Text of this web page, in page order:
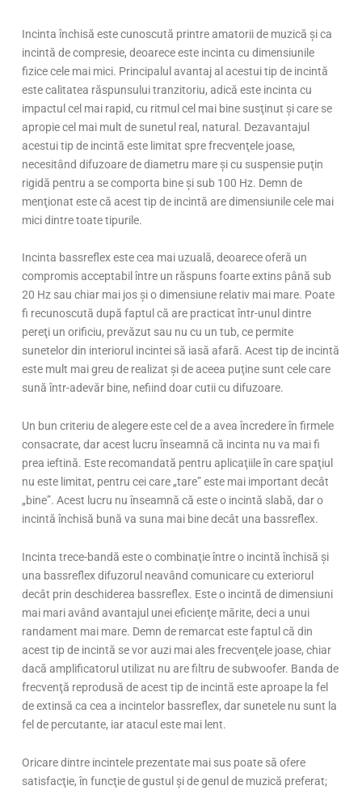
Incinta închisă este cunoscută printre amatorii de muzică şi ca
incintă de compresie, deoarece este incinta cu dimensiunile
fizice cele mai mici. Principalul avantaj al acestui tip de incintă
este calitatea răspunsului tranzitoriu, adică este incinta cu
impactul cel mai rapid, cu ritmul cel mai bine susţinut şi care se
apropie cel mai mult de sunetul real, natural. Dezavantajul
acestui tip de incintă este limitat spre frecvenţele joase,
necesitând difuzoare de diametru mare şi cu suspensie puţin
rigidă pentru a se comporta bine şi sub 100 Hz. Demn de
menţionat este că acest tip de incintă are dimensiunile cele mai
mici dintre toate tipurile.
Incinta bassreflex este cea mai uzuală, deoarece oferă un
compromis acceptabil între un răspuns foarte extins până sub
20 Hz sau chiar mai jos şi o dimensiune relativ mai mare. Poate
fi recunoscută după faptul că are practicat într-unul dintre
pereţi un orificiu, prevăzut sau nu cu un tub, ce permite
sunetelor din interiorul incintei să iasă afară. Acest tip de incintă
este mult mai greu de realizat şi de aceea puţine sunt cele care
sună într-adevăr bine, nefiind doar cutii cu difuzoare.
Un bun criteriu de alegere este cel de a avea încredere în firmele
consacrate, dar acest lucru înseamnă că incinta nu va mai fi
prea ieftină. Este recomandată pentru aplicaţiile în care spaţiul
nu este limitat, pentru cei care „tare” este mai important decât
„bine”. Acest lucru nu înseamnă că este o incintă slabă, dar o
incintă închisă bună va suna mai bine decât una bassreflex.
Incinta trece-bandă este o combinaţie între o incintă închisă şi
una bassreflex difuzorul neavând comunicare cu exteriorul
decât prin deschiderea bassreflex. Este o incintă de dimensiuni
mai mari având avantajul unei eficienţe mărite, deci a unui
randament mai mare. Demn de remarcat este faptul că din
acest tip de incintă se vor auzi mai ales frecvenţele joase, chiar
dacă amplificatorul utilizat nu are filtru de subwoofer. Banda de
frecvenţă reprodusă de acest tip de incintă este aproape la fel
de extinsă ca cea a incintelor bassreflex, dar sunetele nu sunt la
fel de percutante, iar atacul este mai lent.
Oricare dintre incintele prezentate mai sus poate să ofere
satisfacţie, în funcţie de gustul şi de genul de muzică preferat;